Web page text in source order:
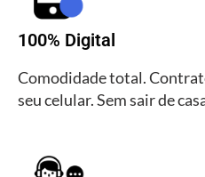
100% Digital
Comodidade total.
seu celular. Sem sair de